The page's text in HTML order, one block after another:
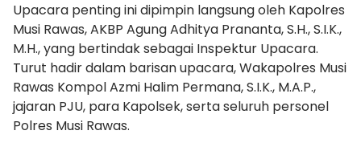
Upacara penting ini dipimpin langsung oleh Kapolres
Musi Rawas, AKBP Agung Adhitya Prananta, S.H., S.I.K.,
M.H., yang bertindak sebagai Inspektur Upacara.
Turut hadir dalam barisan upacara, Wakapolres Musi
Rawas Kompol Azmi Halim Permana, S.I.K., M.A.P.,
jajaran PJU, para Kapolsek, serta seluruh personel
Polres Musi Rawas.